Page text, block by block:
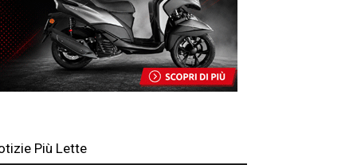
Più Lette